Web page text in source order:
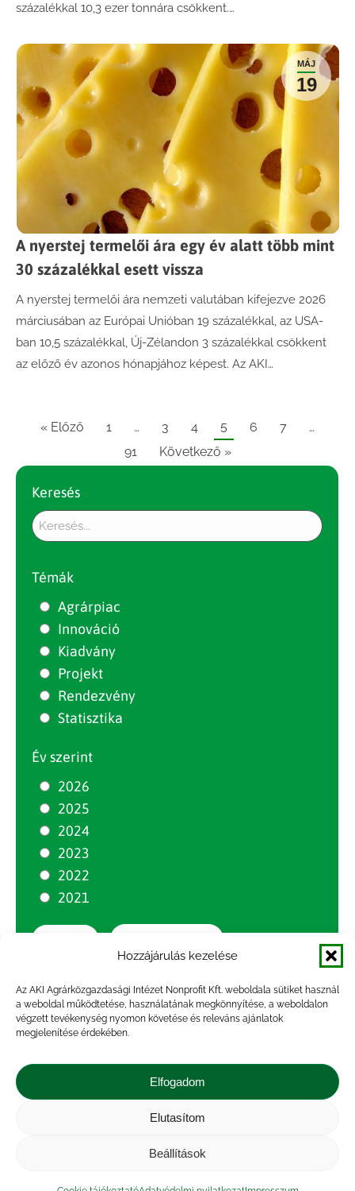
Hozzájárulás kezelése
Az AKI Agrárközgazdasági Intézet Nonprofit Kft. weboldala sütiket használ
a weboldal működtetése, használatának megkönnyítése, a weboldalon
végzett tevékenység nyomon követése és releváns ajánlatok
megjelenítése érdekében.
Elfogadom
Elutasítom
Beállítások
Keresés
Témák
Agrárpiac
Innováció
Kiadvány
Projekt
Rendezvény
Statisztika
Év szerint
2026
2025
2024
2023
2022
2021
százalékkal 10,3 ezer tonnára csökkent.…
MÁJ
19
A nyerstej termelői ára egy év alatt több mint
30 százalékkal esett vissza
A nyerstej termelői ára nemzeti valutában kifejezve 2026
márciusában az Európai Unióban 19 százalékkal, az USA-
ban 10,5 százalékkal, Új-Zélandon 3 százalékkal csökkent
az előző év azonos hónapjához képest. Az AKI…
« Előző 1 … 3 4 5 6 7
…
91
Következő »
Közérdekű adatok
| Adatvédelmi nyilatkozat |